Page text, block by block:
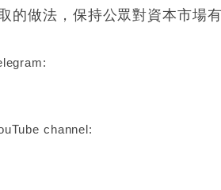
的做法，保持公眾對資本市場有
channel: